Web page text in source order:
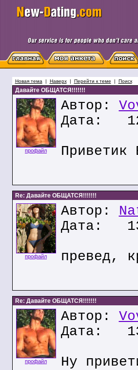
Новая тема | Наверх| Перейти к теме | Поиск
Давайте ОБЩАТСЯ!!!!!!!
профайл
Автор:
Дата:
Приветик
Re: Давайте ОБЩАТСЯ!!!!!!!
профайл
Автор:
Дата:
превед,
Re: Давайте ОБЩАТСЯ!!!!!!!
профайл
Автор:
Дата:
Ну